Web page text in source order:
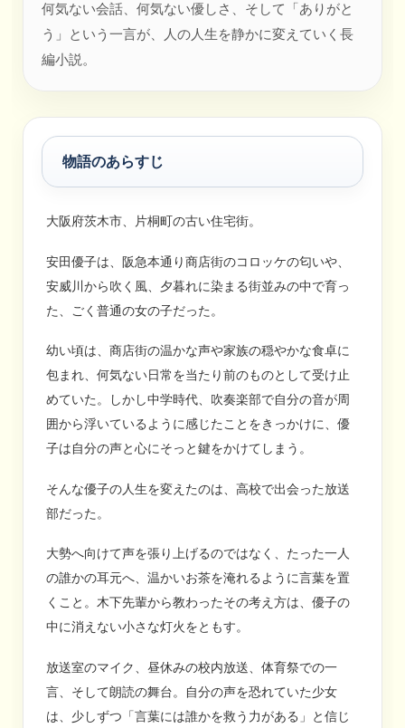
何気ない会話、何気ない優しさ、そして「ありがと
う」という一言が、人の人生を静かに変えていく長
編小説。
物語のあらすじ
大阪府茨木市、片桐町の古い住宅街。
安田優子は、阪急本通り商店街のコロッケの匂いや、
安威川から吹く風、夕暮れに染まる街並みの中で育っ
た、ごく普通の女の子だった。
幼い頃は、商店街の温かな声や家族の穏やかな食卓に
包まれ、何気ない日常を当たり前のものとして受け止
めていた。しかし中学時代、吹奏楽部で自分の音が周
囲から浮いているように感じたことをきっかけに、優
子は自分の声と心にそっと鍵をかけてしまう。
そんな優子の人生を変えたのは、高校で出会った放送
部だった。
大勢へ向けて声を張り上げるのではなく、たった一人
の誰かの耳元へ、温かいお茶を淹れるように言葉を置
くこと。木下先輩から教わったその考え方は、優子の
中に消えない小さな灯火をともす。
放送室のマイク、昼休みの校内放送、体育祭での一
言、そして朗読の舞台。自分の声を恐れていた少女
は、少しずつ「言葉には誰かを救う力がある」と信じ